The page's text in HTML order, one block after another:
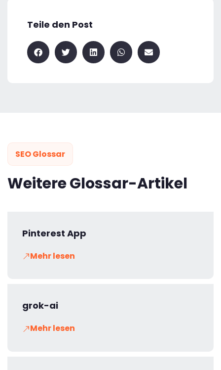
Teile den Post
SEO Glossar
Weitere Glossar-Artikel
Pinterest App
Mehr lesen
grok-ai
Mehr lesen